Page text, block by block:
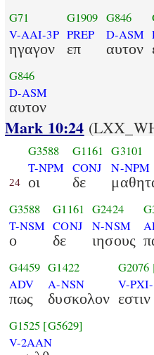
G71
V-AAI-3P
ηγαγον
G1909
PREP
επ
G846
D-ASM
αυτον
G846
D-ASM
αυτον
Mark 10:24
24
G3588
T-NPM
οι
G1161
CONJ
δε
G3101
N-NPM
G3588
T-NSM
ο
G1161
CONJ
δε
G2424
N-NSM
ιησους
G4459
ADV
πως
G1422
A-NSN
δυσκολον
G2076
V-
εστιν
G1525 [G5629]
V-2AAN